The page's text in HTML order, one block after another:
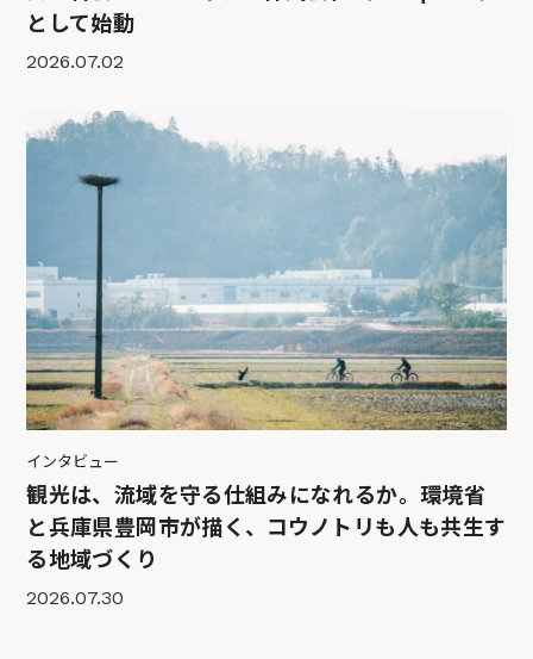
として始動
2026.07.02
インタビュー
観光は、流域を守る仕組みになれるか。環境省
と兵庫県豊岡市が描く、コウノトリも人も共生す
る地域づくり
2026.07.30